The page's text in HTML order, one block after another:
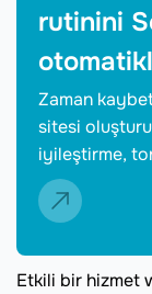
rutinini
Zaman
sitesi
iyileştirme,
Etkili bir hizmet